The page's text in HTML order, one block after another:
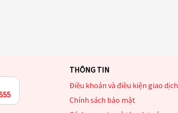
THÔNG TIN
Điều khoản và điều kiện giao dịch
Chính sách bảo mật